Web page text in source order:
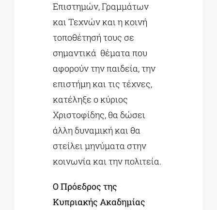
Επιστημών, Γραμμάτων
και Τεχνών και η κοινή
τοποθέτησή τους σε
σημαντικά θέματα που
αφορούν την παιδεία, την
επιστήμη και τις τέχνες,
κατέληξε ο κύριος
Χριστοφίδης, θα δώσει
άλλη δυναμική και θα
στείλει μηνύματα στην
κοινωνία και την πολιτεία.
Ο Πρόεδροςτης
Κυπριακής Ακαδημίας